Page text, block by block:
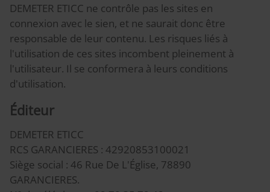
DEMETER ETICC ne contrôle pas les sites en
connexion avec le sien, et ne saurait donc être
responsable de leur contenu. Les risques liés à
l'utilisation de ces sites incombent pleinement à
l'utilisateur. Il se conformera à leurs conditions
d'utilisation.
Éditeur
DEMETER ETICC
RCS GARANCIERES : 42920853100021
Siège social : 46 Rue De L'Église, 78890
GARANCIERES.